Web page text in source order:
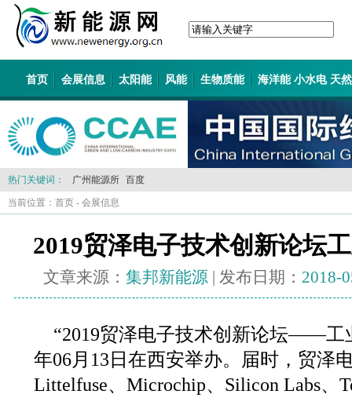
首页 会展信息 太阳能 风能 生物质能 海洋能 小水电 天
热门关键词： 广州能源所 百度
当前位置： 首页 - 会展信息
2019贸泽电子技术创新论坛
文章来源： 集邦新能源| 发布日期： 2018-
“2019贸泽电子技术创新论坛——工
年06月13日在西安举办。届时，贸泽
Littelfuse、Microchip、Silicon Labs、